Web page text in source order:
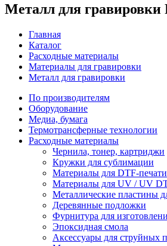
Металл для
Главная
Каталог
Расходные материалы
Материалы для гравировки
Металл для гравировки
По производителям
Оборудование
Медиа, бумага
Термотрансферные технологии
Расходные материалы
Чернила, тонер, картриджи
Кружки для сублимации
Материалы для DTF-печати
Материалы для UV / UV
Металлические пластины
Деревянные подложки
Фурнитура для
Эпоксидная смола
Аксессуары для струйных